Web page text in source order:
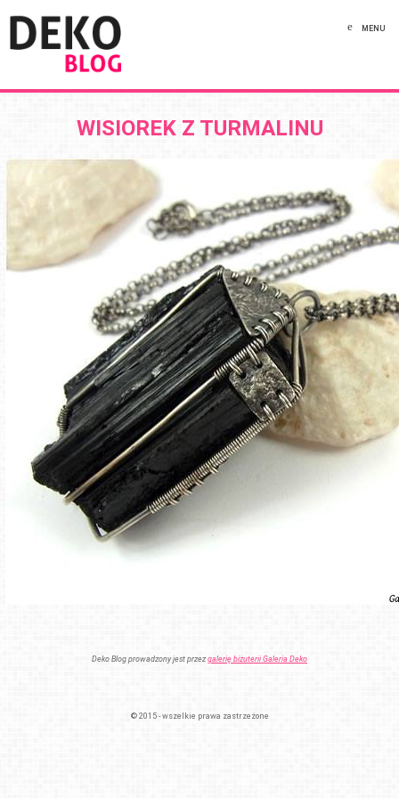
MENU
WISIOREK Z TURMALINU
Deko Blog prowadzony jest przezgalerię biżuterii Galeria Deko
© 2015 - wszelkie prawa zastrzeżone